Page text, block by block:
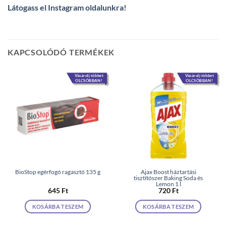
Látogass el Instagram oldalunkra!
KAPCSOLÓDÓ TERMÉKEK
Vásárolj többet
OLCSÓBBAN!
BioStop egérfogó ragasztó 135 g
645 Ft
KOSÁRBA TESZEM
Vásárolj többet
OLCSÓBBAN!
Ajax Boost háztartási
tisztítószer Baking Soda és
Lemon 1 l
720 Ft
KOSÁRBA TESZEM